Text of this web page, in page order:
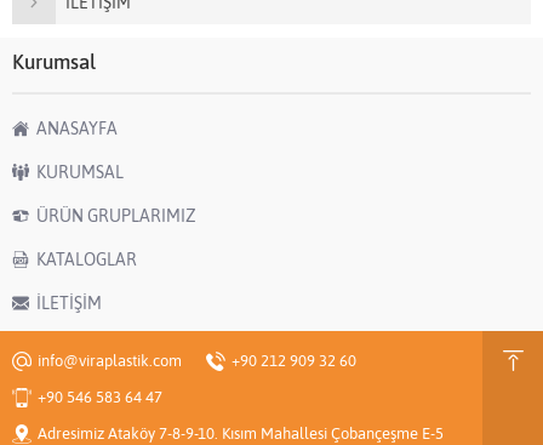
Kurumsal
ANASAYFA
KURUMSAL
ÜRÜN GRUPLARIMIZ
KATALOGLAR
İLETİŞİM
info@viraplastik.com
+90 212 909 32 60
+90 546 583 64 47
Adresimiz Ataköy 7-8-9-10. Kısım Mahallesi Çobançeşme E-5